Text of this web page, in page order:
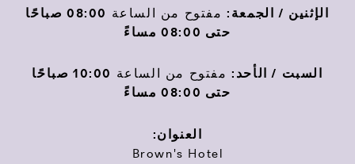
الإثنين / الجمعة:مفتوح من الساعة
08:00 صباحًا
حتى 08:00 مساءً
السبت / الأحد:مفتوح من الساعة
10:00 صباحًا
حتى 08:00 مساءً
العنوان:
Brown's Hotel